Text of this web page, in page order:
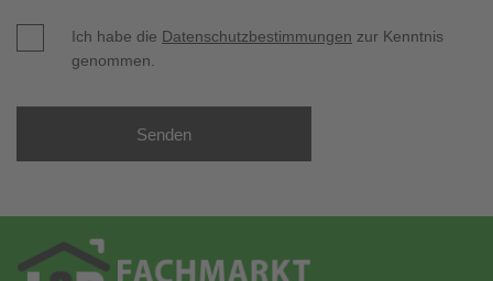
Ich habe die Datenschutzbestimmungen zur Kenntnis
genommen.
Senden